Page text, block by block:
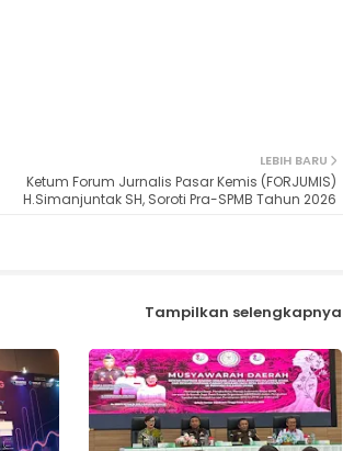
LEBIH BARU
Ketum Forum Jurnalis Pasar Kemis (FORJUMIS)
H.Simanjuntak SH, Soroti Pra-SPMB Tahun 2026
Tampilkan selengkapnya